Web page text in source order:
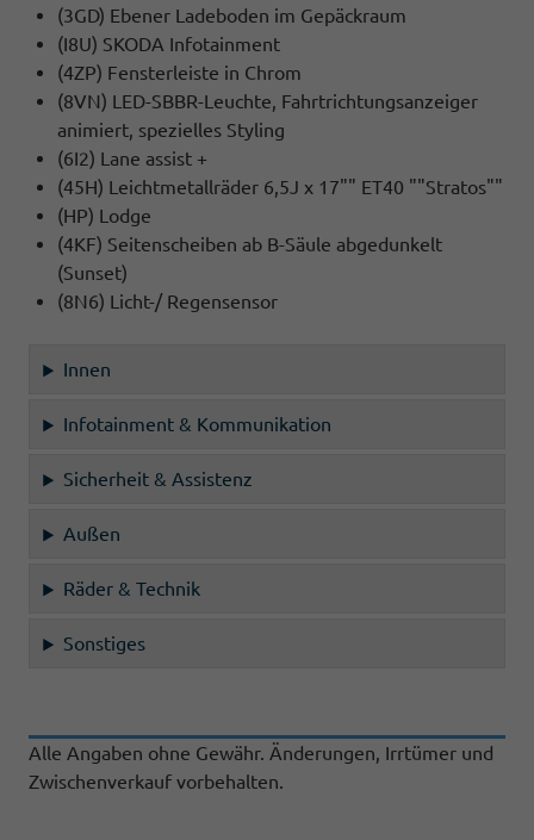
(3GD) Ebener Ladeboden im Gepäckraum
(I8U) SKODA Infotainment
(4ZP) Fensterleiste in Chrom
(8VN) LED-SBBR-Leuchte, Fahrtrichtungsanzeiger
animiert, spezielles Styling
(6I2) Lane assist +
(45H) Leichtmetallräder 6,5J x 17"" ET40 ""Stratos""
(HP) Lodge
(4KF) Seitenscheiben ab B-Säule abgedunkelt
(Sunset)
(8N6) Licht-/ Regensensor
Innen
Infotainment & Kommunikation
Sicherheit & Assistenz
Außen
Räder & Technik
Sonstiges
Alle Angaben ohne Gewähr. Änderungen, Irrtümer und
Zwischenverkauf vorbehalten.